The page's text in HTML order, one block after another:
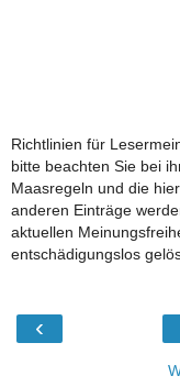
Richtlinien für
bitte beachten Sie bei
Maasregeln und die
anderen Einträge
aktuellen
entschädigungslos
‹